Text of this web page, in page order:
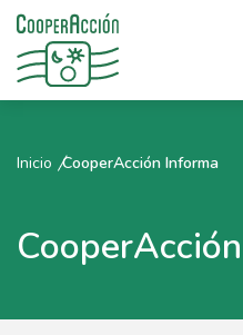
Inicio CooperAcción Informa
CooperAcción